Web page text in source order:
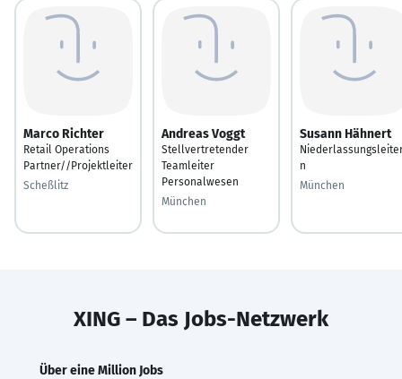
Marco Richter
Retail Operations
Partner//Projektleiter
Scheßlitz
Andreas Voggt
Stellvertretender
Teamleiter
Personalwesen
München
Susann Hähnert
n
München
XING – Das Jobs-Netzwerk
Über eine Million Jobs